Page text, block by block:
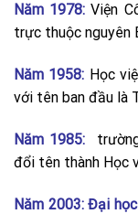
Năm 1978: Viện
trực thuộc nguyên
Năm 1958: Học
với tên ban đầu là
Năm 1985:
đổi tên thành Học
Năm 2003: Đại